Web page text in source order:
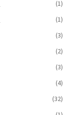
(1)
(1)
(3)
(2)
(3)
(4)
(32)